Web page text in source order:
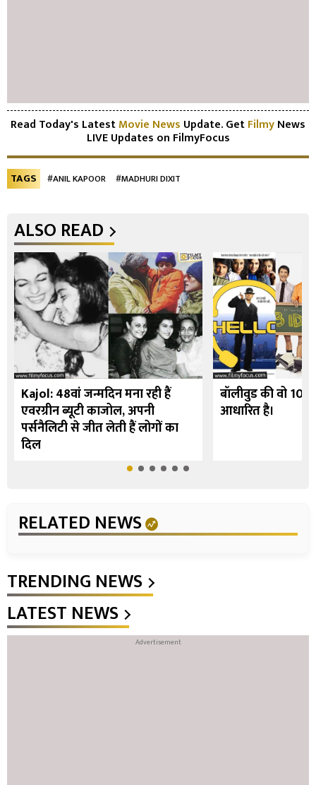
Read Today's LatestMovie News Update. GetFilmyNews
LIVE Updates on FilmyFocus
TAGS #ANIL KAPOOR #MADHURI DIXIT
ALSO READ
Kajol: 48वां जन्मदिन मना रही हैं
एवरग्रीन ब्यूटी काजोल, अपनी
पर्सनैलिटी से जीत लेती हैं लोगों का
दिल
बॉलीवुड की वो 10
आधारित है।
RELATED NEWS
TRENDING NEWS
LATEST NEWS